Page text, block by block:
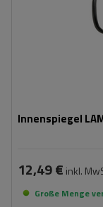
Innenspiegel
12,49 € inkl.
Große Menge